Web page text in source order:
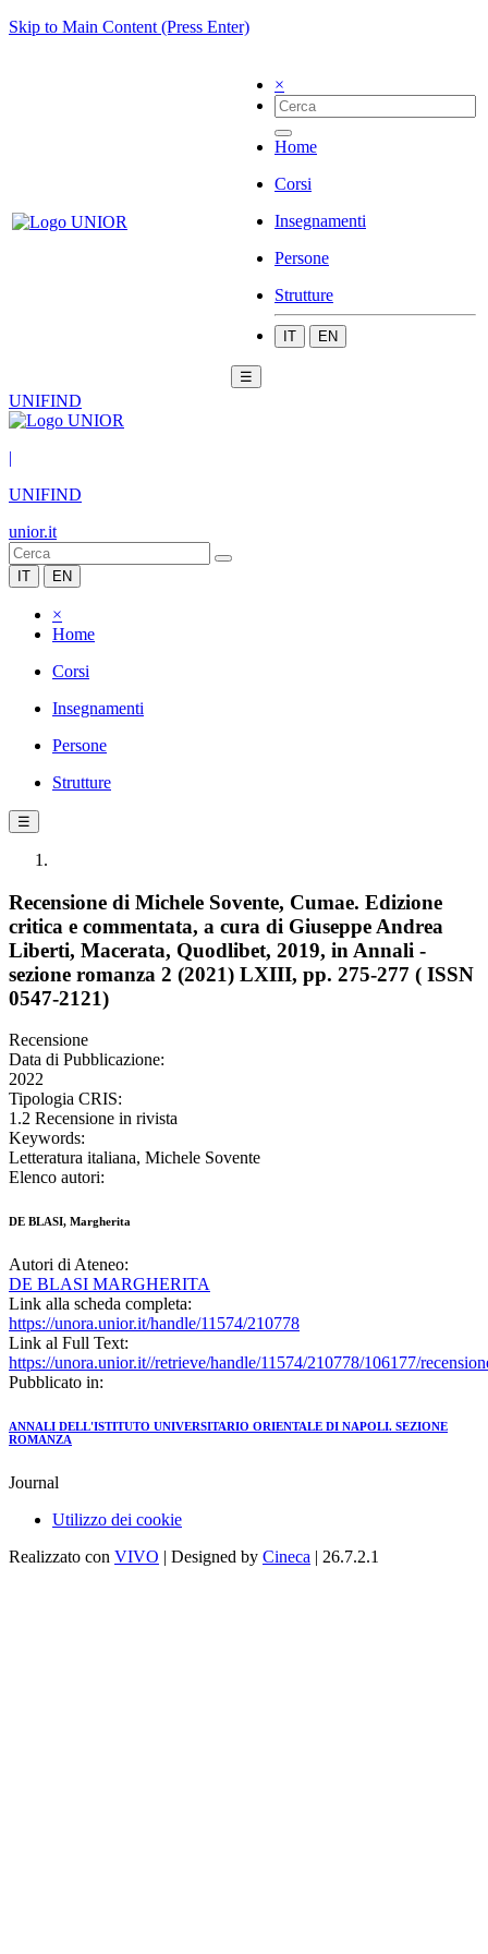
Skip to Main Content (Press Enter)
×
Home
Corsi
Insegnamenti
Persone
Strutture
IT EN
☰
UNIFIND
|
UNIFIND
unior.it
IT EN
×
Home
Corsi
Insegnamenti
Persone
Strutture
☰
Recensione di Michele Sovente, Cumae. Edizione
critica e commentata, a cura di Giuseppe Andrea
Liberti, Macerata, Quodlibet, 2019, in Annali -
sezione romanza 2 (2021) LXIII, pp. 275-277 ( ISSN
0547-2121)
Recensione
Data di Pubblicazione:
2022
Tipologia CRIS:
1.2 Recensione in rivista
Keywords:
Letteratura italiana, Michele Sovente
Elenco autori:
DE BLASI, Margherita
Autori di Ateneo:
DE BLASI MARGHERITA
Link alla scheda completa:
https://unora.unior.it/handle/11574/210778
Link al Full Text:
https://unora.unior.it//retrieve/handle/11574/210778/106177/
Pubblicato in:
ANNALI DELL'ISTITUTO UNIVERSITARIO ORIENTALE DI NAPOLI. SEZIONE
ROMANZA
Journal
Utilizzo dei cookie
Realizzato con VIVO | Designed by Cineca | 26.7.2.1